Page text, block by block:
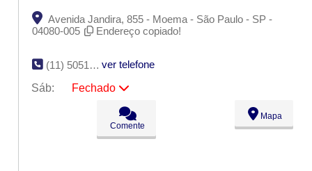
Avenida Jandira, 855 - Moema - São Paulo - SP -
04080-005
Endereço copiado!
(11) 5051-4255
ver telefone
Sáb:
Fechado
09:00 - 18:00
09:00 - 18:00
09:00 - 18:00
Comente
Mapa